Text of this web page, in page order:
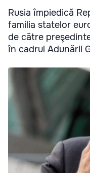
Rusia împiedică
familia statelor
de către
în cadrul Adunării